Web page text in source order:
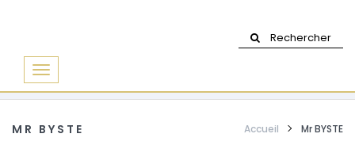
Rechercher
Basculer
la
MR BYSTE Accueil Mr BYSTE